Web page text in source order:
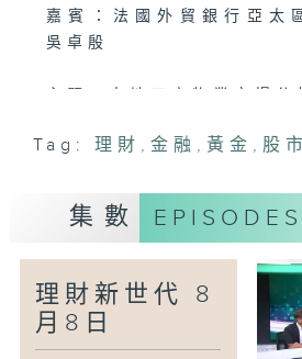
嘉賓：法國外貿銀行亞太
吳卓殷
嘉賓：高力香港研究部及
婉茵
Tag: 理財 ,金融 , 黃金 ,股市
集數 EPISODES
理財新世代 8
月8日